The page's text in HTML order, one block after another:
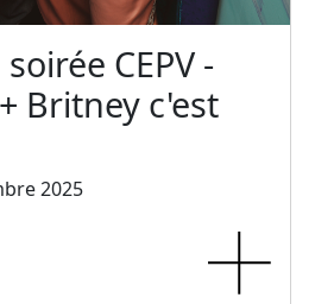
CEPV -
Britney c'est
2025